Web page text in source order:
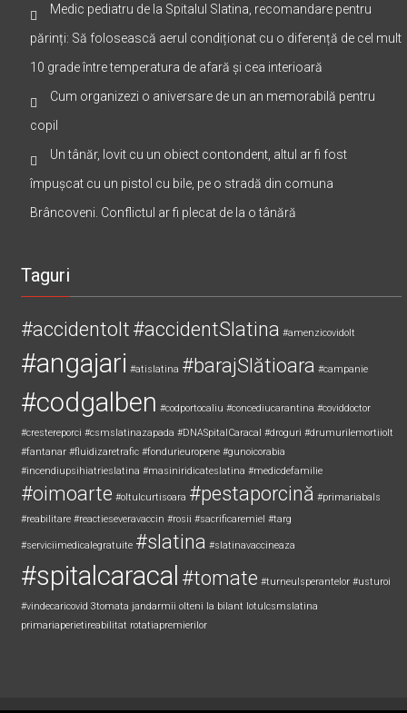
Medic pediatru de la Spitalul Slatina, recomandare pentru
părinți: Să folosească aerul condiționat cu o diferență de cel mult
10 grade între temperatura de afară și cea interioară
Cum organizezi o aniversare de un an memorabilă pentru
copil
Un tânăr, lovit cu un obiect contondent, altul ar fi fost
împușcat cu un pistol cu bile, pe o stradă din comuna
Brâncoveni. Conflictul ar fi plecat de la o tânără
Taguri
#accidentolt #accidentSlatina #amenzicovidolt
#angajari #atislatina #barajSlătioara #campanie
#codgalben #codportocaliu #concediucarantina #coviddoctor
#crestereporci #csmslatinazapada #DNASpitalCaracal #droguri #drumurilemortiiolt
#fantanar #fluidizaretrafic #fondurieuropene #gunoicorabia
#incendiupsihiatrieslatina #masiniridicateslatina #medicdefamilie
#oimoarte #oltulcurtisoara #pestaporcină #primariabals
#reabilitare #reactieseveravaccin #rosii #sacrificaremiel #targ
#serviciimedicalegratuite #slatina #slatinavaccineaza
#spitalcaracal #tomate #turneulsperantelor #usturoi
#vindecaricovid 3tomata jandarmii olteni la bilant lotulcsmslatina
primariaperietireabilitat rotatiapremierilor